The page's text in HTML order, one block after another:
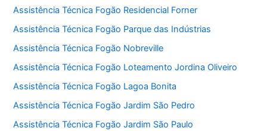
Assistência Técnica Fogão Residencial Forner
Assistência Técnica Fogão Parque das Indústrias
Assistência Técnica Fogão Nobreville
Assistência Técnica Fogão Loteamento Jordina Oliveiro
Assistência Técnica Fogão Lagoa Bonita
Assistência Técnica Fogão Jardim São Pedro
Assistência Técnica Fogão Jardim São Paulo